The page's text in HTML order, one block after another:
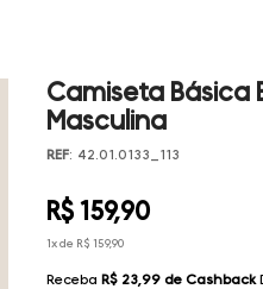
Camiseta Básica
Masculina
REF: 42.01.0133_113
R$159,90
1x de R$ 159,90
Receba R$ 23,99 de Cashback